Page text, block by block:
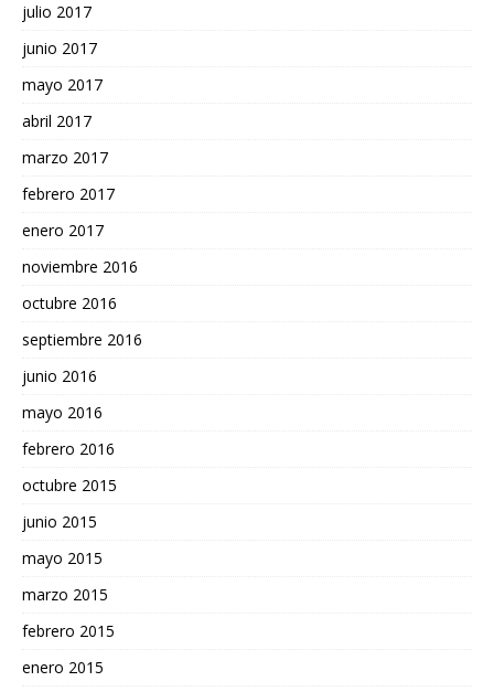
julio 2017
junio 2017
mayo 2017
abril 2017
marzo 2017
febrero 2017
enero 2017
noviembre 2016
octubre 2016
septiembre 2016
junio 2016
mayo 2016
febrero 2016
octubre 2015
junio 2015
mayo 2015
marzo 2015
febrero 2015
enero 2015